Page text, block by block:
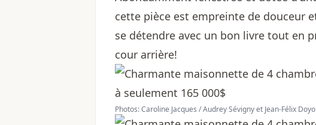
cette pièce est empreinte de douceur
se détendre avec un bon livre tout en
cour arrière!
Photos: Caroline Jacques / Audrey Sévigny et Jean-Félix